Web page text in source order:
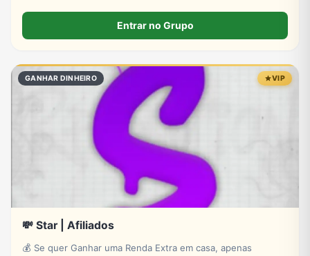
Entrar no Grupo
GANHAR DINHEIRO VIP
💸 Star | Afiliados
💰 Se quer Ganhar uma Renda Extra em casa, apenas